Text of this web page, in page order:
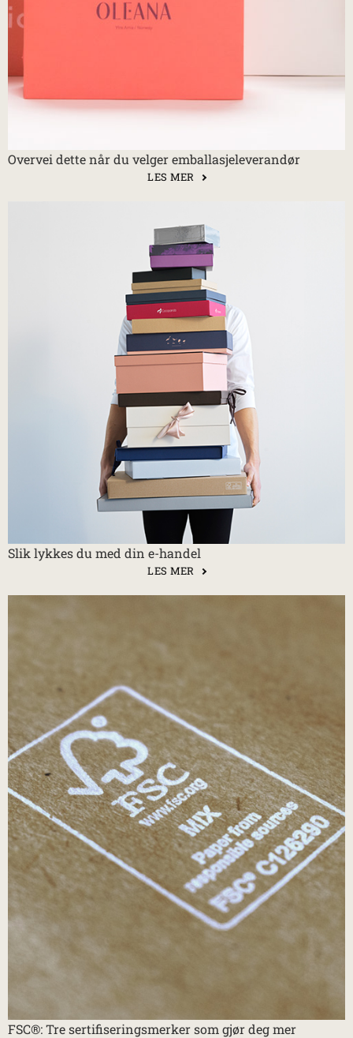
Overvei dette når du velger emballasjeleverandør
LES MER
Slik lykkes du med din e-handel
LES MER
FSC®: Tre sertifiseringsmerker som gjør deg mer